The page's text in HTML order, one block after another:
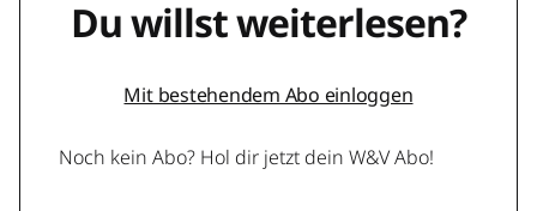
Du willst weiterlesen?
Mit bestehendem Abo einloggen
Noch kein Abo? Hol dir jetzt dein W&V Abo!